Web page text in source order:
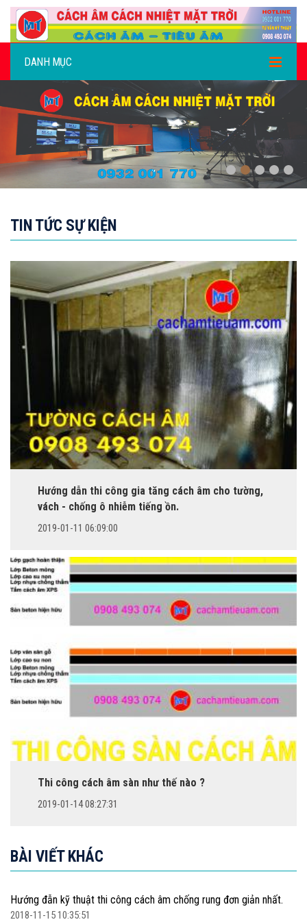
DANH MỤC
,
TIN TỨC SỰ KIỆN
Hướng dẫn thi công gia tăng cách âm cho tường,
vách - chống ô nhiễm tiếng ồn.
2019-01-11 06:09:00
Thi công cách âm sàn như thế nào ?
2019-01-14 08:27:31
BÀI VIẾT KHÁC
Hướng đẫn kỹ thuật thi công cách âm chống rung đơn giản nhất.
2018-11-15 10:35:51